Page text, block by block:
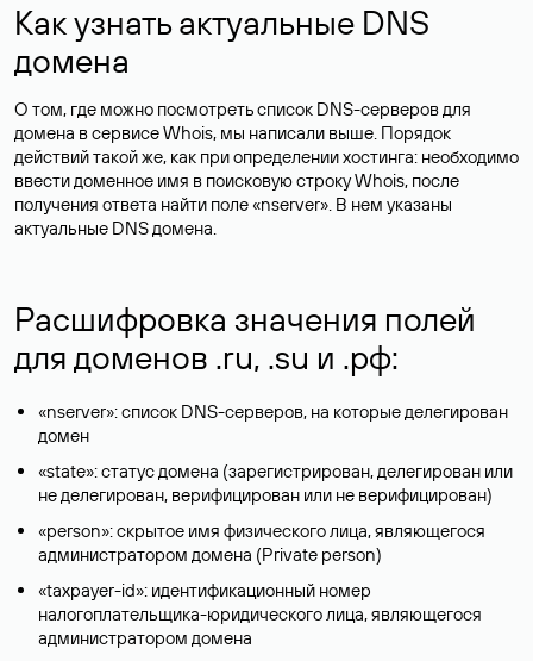
Как узнать актуальные DNS
домена
О том, где можно посмотреть список DNS-серверов для
домена в сервисе Whois, мы написали выше. Порядок
действий такой же, как при определении хостинга: необходимо
ввести доменное имя в поисковую строку Whois, после
получения ответа найти поле «nserver». В нем указаны
актуальные DNS домена.
Расшифровка значения полей
для доменов .ru, .su и .рф:
«nserver»: список DNS-серверов, на которые делегирован
домен
«state»: статус домена (зарегистрирован, делегирован или
не делегирован, верифицирован или не верифицирован)
«person»: скрытое имя физического лица, являющегося
администратором домена (Privatе person)
«taxpayer-id»: идентификационный номер
налогоплательщика-юридического лица, являющегося
администратором домена